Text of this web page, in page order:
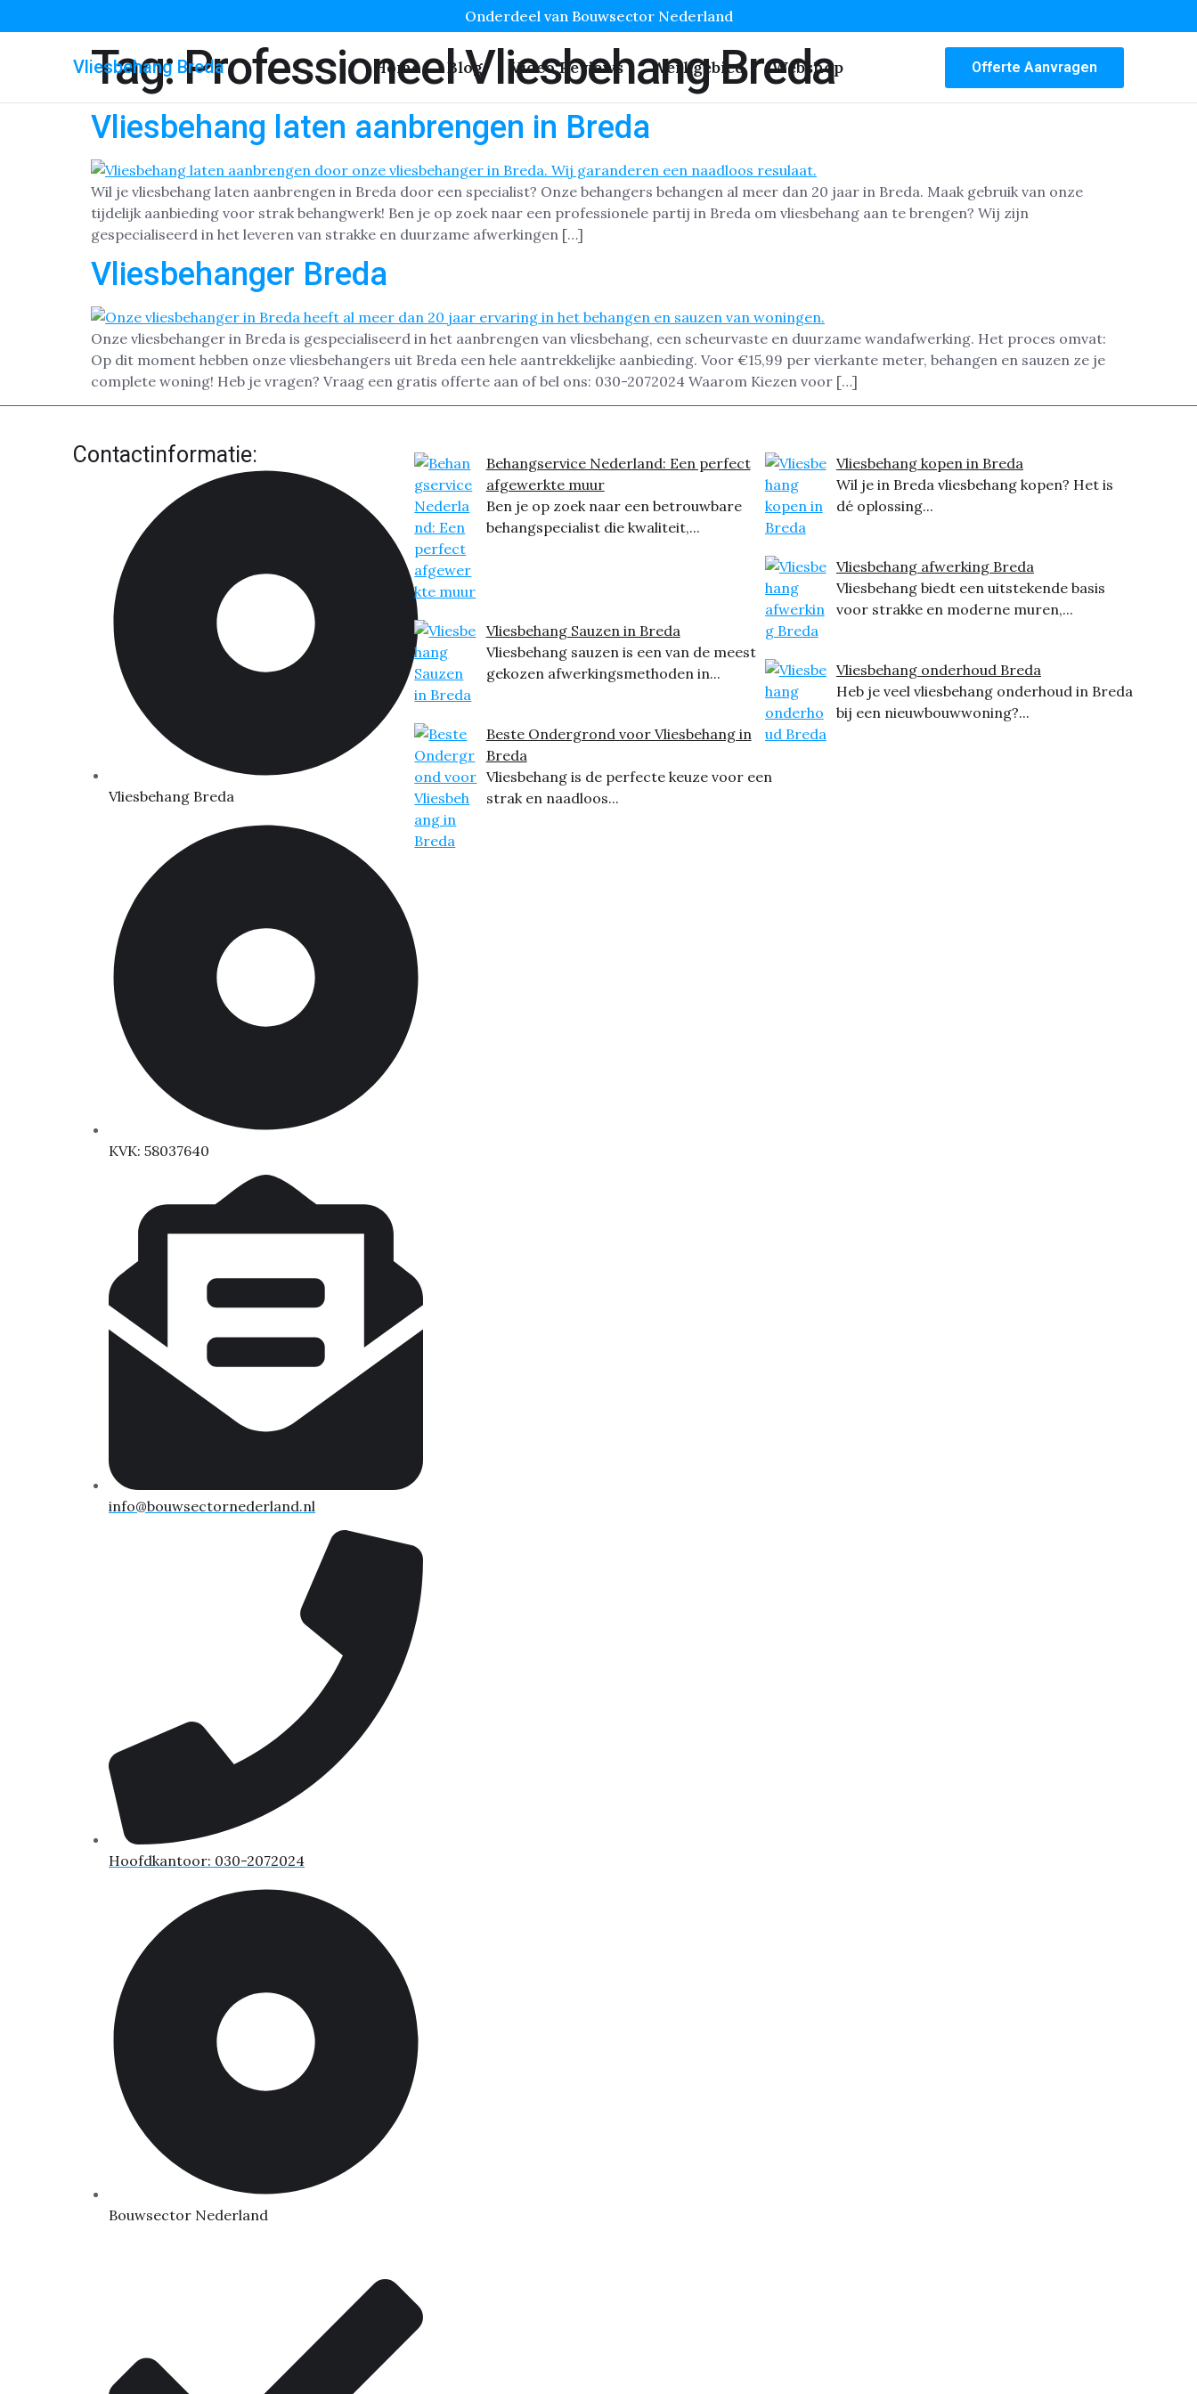
Onderdeel van Bouwsector Nederland
Vliesbehang Breda Home Blog Video Reviews Werkgebied Webshop Offerte Aanvragen
Tag:Professioneel Vliesbehang Breda
Vliesbehang laten aanbrengen in Breda
Wil je vliesbehang laten aanbrengen in Breda door een specialist? Onze behangers behangen al meer dan 20 jaar in Breda. Maak gebruik van onze
tijdelijk aanbieding voor strak behangwerk! Ben je op zoek naar een professionele partij in Breda om vliesbehang aan te brengen? Wij zijn
gespecialiseerd in het leveren van strakke en duurzame afwerkingen […]
Vliesbehanger Breda
Onze vliesbehanger in Breda is gespecialiseerd in het aanbrengen van vliesbehang, een scheurvaste en duurzame wandafwerking. Het proces omvat:
Op dit moment hebben onze vliesbehangers uit Breda een hele aantrekkelijke aanbieding. Voor €15,99 per vierkante meter, behangen en sauzen ze je
complete woning! Heb je vragen? Vraag een gratis offerte aan of bel ons: 030-2072024 Waarom Kiezen voor […]
Contactinformatie:
Vliesbehang Breda
KVK: 58037640
info@bouwsectornederland.nl
Hoofdkantoor: 030-2072024
Bouwsector Nederland
Behangservice Nederland: Een perfect
afgewerkte muur
Ben je op zoek naar een betrouwbare
behangspecialist die kwaliteit,...
Vliesbehang Sauzen in Breda
Vliesbehang sauzen is een van de meest
gekozen afwerkingsmethoden in...
Beste Ondergrond voor Vliesbehang in
Breda
Vliesbehang is de perfecte keuze voor een
strak en naadloos...
Vliesbehang kopen in Breda
Wil je in Breda vliesbehang kopen? Het is
dé oplossing...
Vliesbehang afwerking Breda
Vliesbehang biedt een uitstekende basis
voor strakke en moderne muren,...
Vliesbehang onderhoud Breda
Heb je veel vliesbehang onderhoud in Breda
bij een nieuwbouwwoning?...